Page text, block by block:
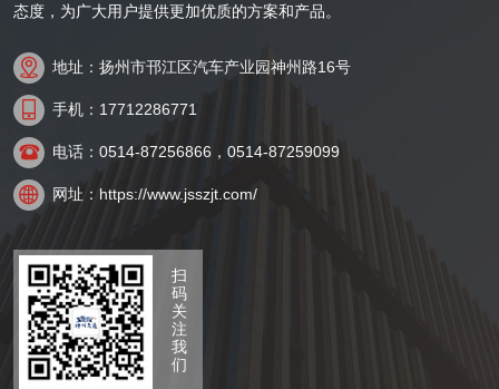
态度，为广大用户提供更加优质的方案和产品。
 地址：扬州市邗江区汽车产业园神州路16号
 手机：17712286771
 电话：0514-87256866，0514-87259099
 网址：https://www.jsszjt.com/
扫
码
关
注
我
们